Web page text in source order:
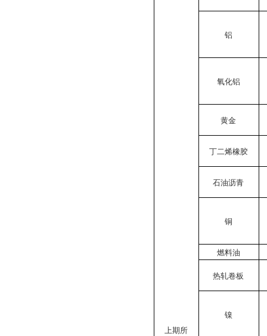
上期所
铝
氧化铝
黄金
丁二烯橡胶
石油沥青
铜
燃料油
热轧卷板
镍